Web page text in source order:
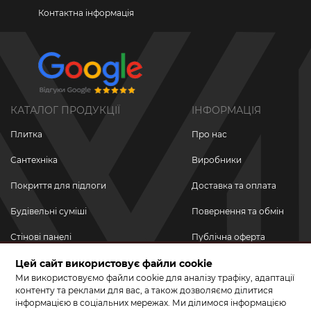
Контактна інформація
КАТАЛОГ ПРОДУКЦІЇ
Плитка
Сантехніка
Покриття для підлоги
Будівельні суміші
Стінові панелі
Новинки
Акційні товари
ІНФОРМАЦІЯ
Про нас
Виробники
Доставка та оплата
Повернення та обмін
Публічна оферта
Політика
конфіденційності
Цей сайт використовує файли cookie
Ми використовуємо файли cookie для аналізу трафіку, адаптації
контенту та реклами для вас, а також дозволяємо ділитися
інформацією в соціальних мережах. Ми ділимося інформацією